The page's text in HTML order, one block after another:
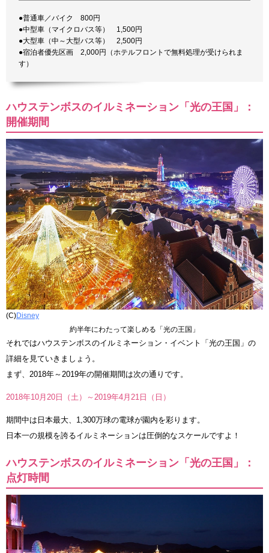
●普通車／バイク 800円
●中型車（マイクロバス等） 1,500円
●大型車（中～大型バス等） 2,500円
●宿泊者優先区画 2,000円（ホテルフロントで無料処理が受けられま
す）
ハウステンボスのイルミネーション「光の王国」：
開催期間
(C)Disney
約半年にわたって楽しめる「光の王国」
それではハウステンボスのイルミネーション・イベント「光の王国」の
詳細を見ていきましょう。
まず、2018年～2019年の開催期間は次の通りです。
2018年10月20日（土）～2019年4月21日（日）
期間中は日本最大、1,300万球の電球が園内を彩ります。
日本一の規模を誇るイルミネーションは圧倒的なスケールですよ！
ハウステンボスのイルミネーション「光の王国」：
点灯時間